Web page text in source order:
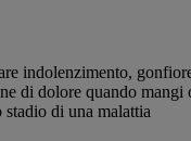
indolenzimento,
di dolore quando mangi
di una malattia